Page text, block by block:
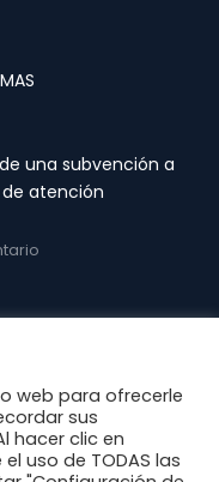
una subvención a
de atención
2018
web para ofrecerle
sus
hacer clic en
uso de TODAS las